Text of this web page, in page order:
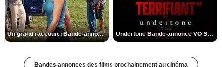
Un grand raccourci Bande-annonce VF Undertone Bande-annonce VO STFR
Bandes-annonces des films prochainement au cinéma